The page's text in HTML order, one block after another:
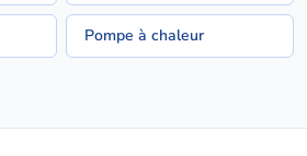
Pompe à chaleur